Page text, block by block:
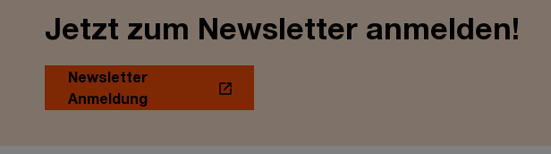
Jetzt zum Newsletter anmelden!
Newsletter
Anmeldung